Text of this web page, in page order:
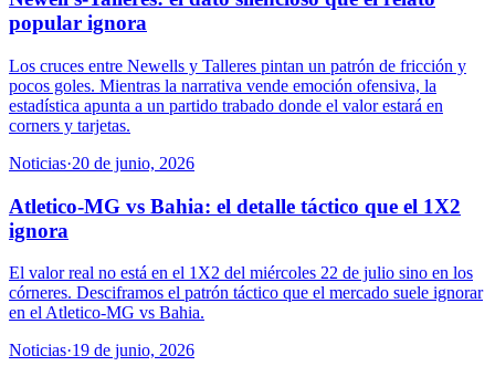
popular ignora
Los cruces entre Newells y Talleres pintan un patrón de fricción y
pocos goles. Mientras la narrativa vende emoción ofensiva, la
estadística apunta a un partido trabado donde el valor estará en
corners y tarjetas.
Noticias·20 de junio, 2026
Atletico-MG vs Bahia: el detalle táctico que el 1X2
ignora
El valor real no está en el 1X2 del miércoles 22 de julio sino en los
córneres. Desciframos el patrón táctico que el mercado suele ignorar
en el Atletico-MG vs Bahia.
Noticias·19 de junio, 2026